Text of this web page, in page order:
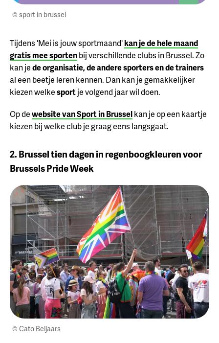
© sport in brussel
Tijdens 'Mei is jouw sportmaand'kan je de hele maand
gratis mee sportenbij verschillende clubs in Brussel. Zo
kan jede organisatie, de andere sporters en de trainers
al een beetje leren kennen. Dan kan je gemakkelijker
kiezen welkesportje volgend jaar wil doen.
Op dewebsite van Sport in Brusselkan je op een kaartje
kiezen bij welke club je graag eens langsgaat.
2. Brussel tien dagen in regenboogkleuren voor
Brussels Pride Week
© Cato Beljaars